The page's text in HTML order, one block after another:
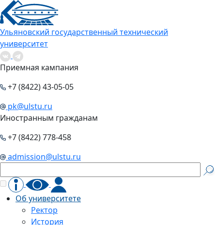
Ульяновский государственный технический
университет
Приемная кампания
+7 (8422) 43-05-05
pk@ulstu.ru
Иностранным гражданам
+7 (8422) 778-458
admission@ulstu.ru
Об университете
Ректор
История